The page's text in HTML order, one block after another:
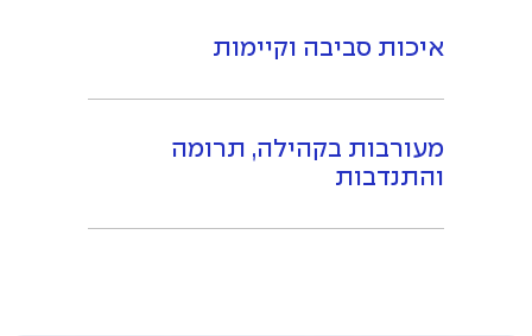
איכות סביבה וקיימות
מעורבות בקהילה, תרומה
והתנדבות